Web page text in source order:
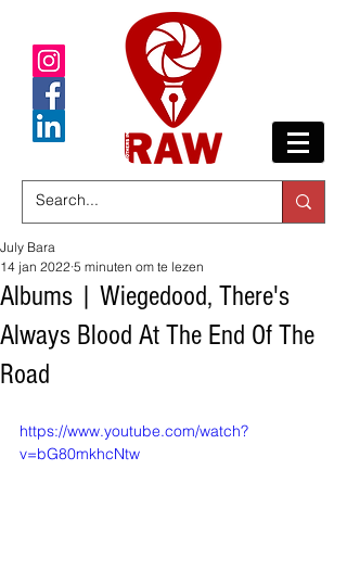
Albums | Wiegedood, There's
Always Blood At The End Of The
Road
July Bara
14 jan 2022 5 minuten om te lezen
https://www.youtube.com/watch?
v=bG80mkhcNtw